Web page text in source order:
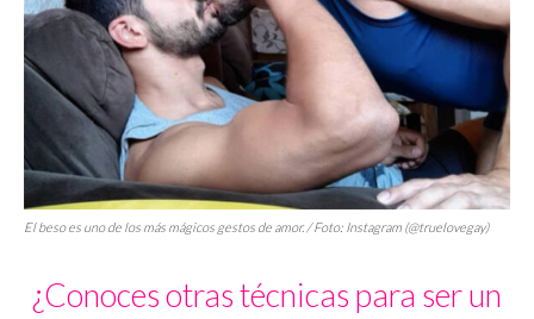
El beso es uno de los más mágicos gestos de amor. / Foto: Instagram (@truelovegay)
¿Conoces otras técnicas para ser un